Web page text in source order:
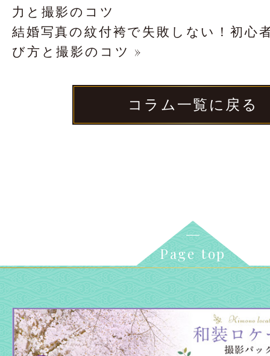
力と撮影のコツ
結婚写真の紋付袴で失敗しない！初心
び方と撮影のコツ »
コラム一覧に戻る
Page top